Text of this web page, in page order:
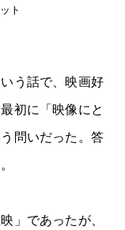
ト
う話で、映画好
初に「映像にと
問いだった。答
」であったが、